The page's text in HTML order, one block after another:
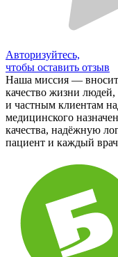
Авторизуйтесь,
чтобы оставить отзыв
Наша миссия —
качество жизни
и частным клиентам
медицинского
качества, надёжную
пациент и каждый